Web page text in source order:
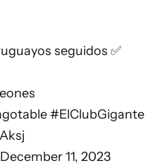
seguidos ✅
#ElClubGigante
December 11, 2023